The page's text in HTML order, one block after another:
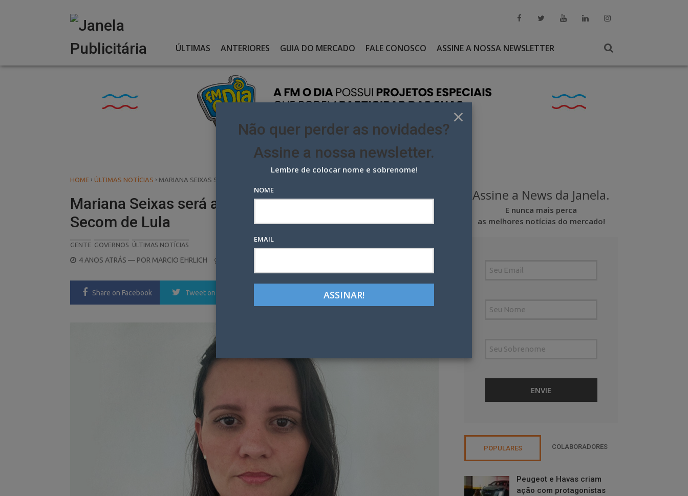
ÚLTIMAS ANTERIORES GUIA DO MERCADO FALE CONOSCO ASSINE A NOSSA NEWSLETTER
HOME › ÚLTIMAS NOTÍCIAS › MARIANA SEIXAS SERÁ A SECRETÁRIA DE PUBLICIDADE NA SECOM DE LULA
Mariana Seixas será a secretária de publicidade na
Secom de Lula
GENTE GOVERNOS ÚLTIMAS NOTÍCIAS
POSTED
4 ANOS ATRÁS — POR MARCIO EHRLICH
Share on Facebook Tweet on Twitter LinkedIn Pinterest
Assine a News da Janela.
E nunca mais perca
as melhores notícias do mercado!
POPULARES COLABORADORES
Peugeot e Havas criam
ação com protagonistas
×
Não quer perder as novidades?
Assine a nossa newsletter.
Lembre de colocar nome e sobrenome!
NOME
EMAIL